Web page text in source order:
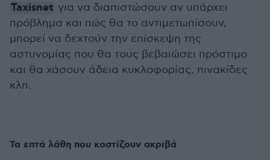
Taxisnet για να διαπιστώσουν αν υπάρχει
πρόβλημα και πώς θα το αντιμετωπίσουν,
μπορεί να δεχτούν την επίσκεψη της
αστυνομίας που θα τους βεβαιώσει πρόστιμο
και θα χάσουν άδεια κυκλοφορίας, πινακίδες
κλπ.
Τα επτά λάθη που κοστίζουν ακριβά